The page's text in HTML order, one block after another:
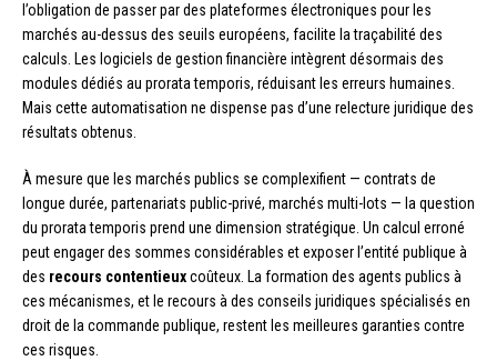
l’obligation de passer par des plateformes électroniques pour les
marchés au-dessus des seuils européens, facilite la traçabilité des
calculs. Les logiciels de gestion financière intègrent désormais des
modules dédiés au prorata temporis, réduisant les erreurs humaines.
Mais cette automatisation ne dispense pas d’une relecture juridique des
résultats obtenus.
À mesure que les marchés publics se complexifient — contrats de
longue durée, partenariats public-privé, marchés multi-lots — la question
du prorata temporis prend une dimension stratégique. Un calcul erroné
peut engager des sommes considérables et exposer l’entité publique à
des recours contentieuxcoûteux. La formation des agents publics à
ces mécanismes, et le recours à des conseils juridiques spécialisés en
droit de la commande publique, restent les meilleures garanties contre
ces risques.